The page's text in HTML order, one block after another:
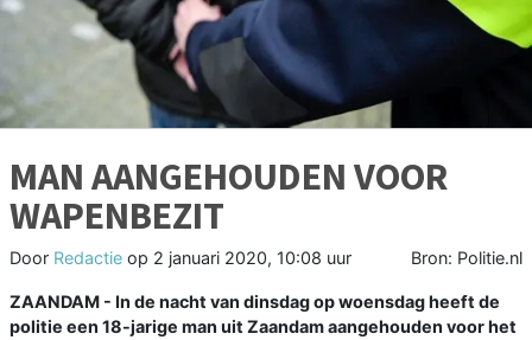
MAN AANGEHOUDEN VOOR
WAPENBEZIT
Door Redactie op 2 januari 2020, 10:08 uur Bron: Politie.nl
ZAANDAM - In de nacht van dinsdag op woensdag heeft de
politie een 18-jarige man uit Zaandam aangehouden voor het